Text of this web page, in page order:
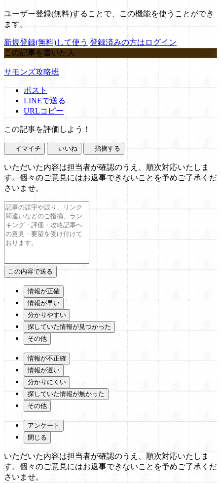
ユーザー登録(無料)することで、この機能を使うことができ
ます。
新規登録(無料)して使う 登録済みの方はログイン
この記事を書いた人
サモンズ攻略班
ポスト
LINEで送る
URLコピー
この記事を評価しよう！
イマイチ いいね 指摘する
いただいた内容は担当者が確認のうえ、順次対応いたしま
す。個々のご意見にはお返事できないことを予めご了承くだ
さいませ。
情報が正確
情報が早い
分かりやすい
探していた情報が見つかった
その他
情報が不正確
情報が遅い
分かりにくい
探していた情報が無かった
その他
アンケート
閉じる
いただいた内容は担当者が確認のうえ、順次対応いたしま
す。個々のご意見にはお返事できないことを予めご了承くだ
さいませ。